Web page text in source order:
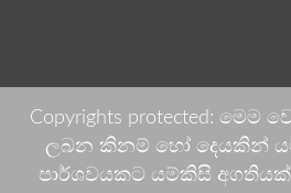
Copyrights protected:
ලබන කිනම් හෝ දෙයකින්
පාර්ශවයකට යම්කිසි